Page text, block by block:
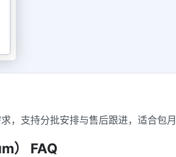
支持分批安排与售后跟进，适合包月
） FAQ